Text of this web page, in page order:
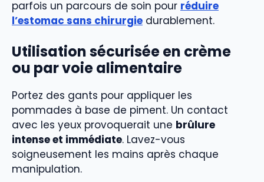
parfois un parcours de soin pour réduire
l’estomac sans chirurgie durablement.
Utilisation sécurisée en crème
ou par voie alimentaire
Portez des gants pour appliquer les
pommades à base de piment. Un contact
avec les yeux provoquerait une brûlure
intense et immédiate. Lavez-vous
soigneusement les mains après chaque
manipulation.